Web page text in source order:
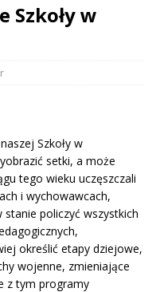
Szkoły w
Szkoły w
setki, a może
tego wieku uczęszczali
i wychowawcach,
policzyć wszystkich
określić etapy dziejowe,
wojenne, zmieniające
z tym programy